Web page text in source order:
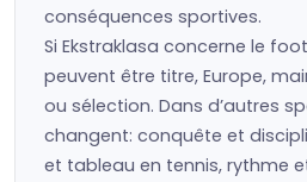
conséquences sportives.
Si Ekstraklasa concerne le
peuvent être titre, Europe,
ou sélection. Dans d’autres
changent: conquête et
et tableau en tennis, rythme